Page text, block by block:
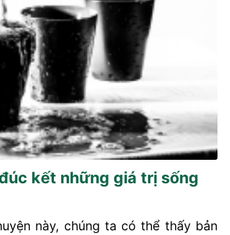
kết những giá trị sống
này, chúng ta có thể thấy bản